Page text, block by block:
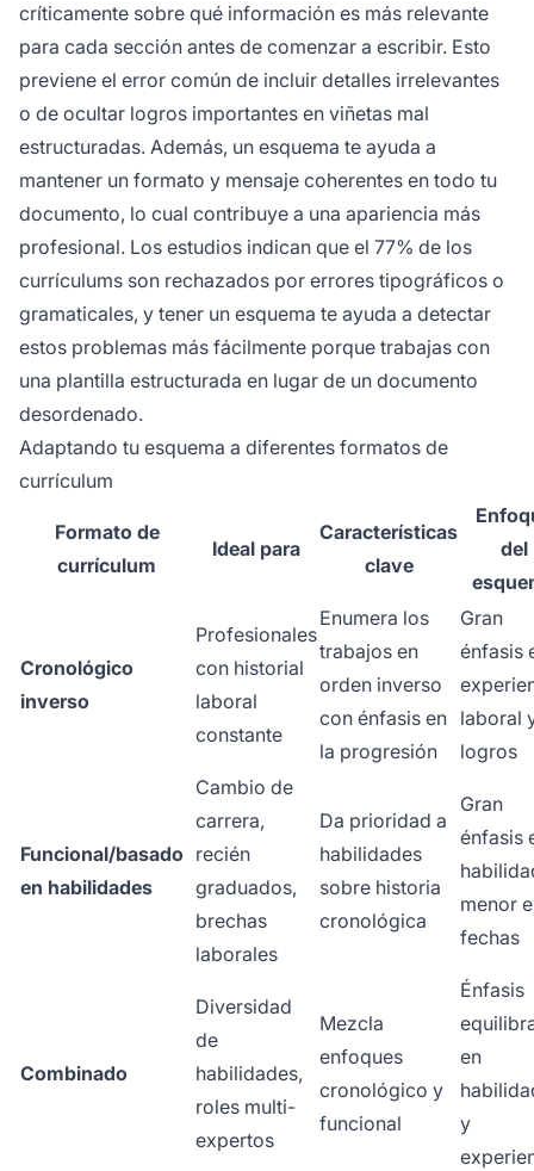
críticamente sobre qué información es más relevante
para cada sección antes de comenzar a escribir. Esto
previene el error común de incluir detalles irrelevantes
o de ocultar logros importantes en viñetas mal
estructuradas. Además, un esquema te ayuda a
mantener un formato y mensaje coherentes en todo tu
documento, lo cual contribuye a una apariencia más
profesional. Los estudios indican que el 77% de los
currículums son rechazados por errores tipográficos o
gramaticales, y tener un esquema te ayuda a detectar
estos problemas más fácilmente porque trabajas con
una plantilla estructurada en lugar de un documento
desordenado.
Adaptando tu esquema a diferentes formatos de
currículum
Formato de
currículum
Ideal para
Características
clave
del
Cronológico
inverso
Profesionales
con historial
laboral
constante
Enumera los
trabajos en
orden inverso
con énfasis en
la progresión
Gran
énfasis
laboral
logros
Funcional/basado
en habilidades
Cambio de
carrera,
recién
graduados,
brechas
laborales
Da prioridad a
habilidades
sobre historia
cronológica
Gran
énfasis
menor
fechas
Combinado
Diversidad
de
habilidades,
roles multi-
expertos
Mezcla
enfoques
cronológico y
funcional
Énfasis
en
y